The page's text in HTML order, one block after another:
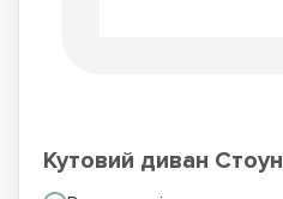
Кутовий диван Стоун